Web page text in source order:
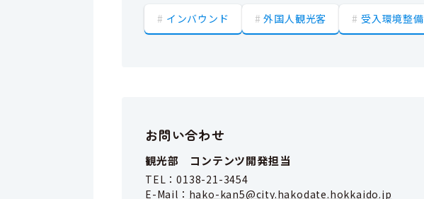
インバウンド 外国人観光客 受入環境整備
お問い合わせ
観光部 コンテンツ開発担当
TEL：0138-21-3454
E-Mail： hako-kan5@city.hakodate.hokkaido.jp